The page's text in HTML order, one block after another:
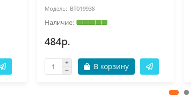
BT019938
484р.
В корзину